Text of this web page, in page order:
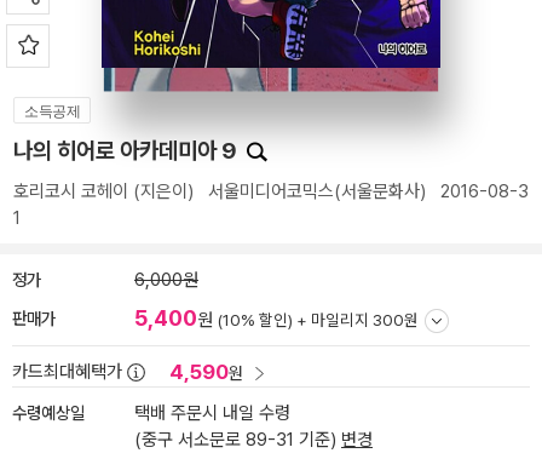
소득공제
나의 히어로 아카데미아 9
호리코시 코헤이 (지은이) 서울미디어코믹스(서울문화사) 2016-08-3
1
정가 6,000원
판매가 5,400원 (10% 할인) + 마일리지 300원
카드최대혜택가 4,590원
수령예상일
택배 주문시 내일 수령
(중구 서소문로 89-31 기준) 변경